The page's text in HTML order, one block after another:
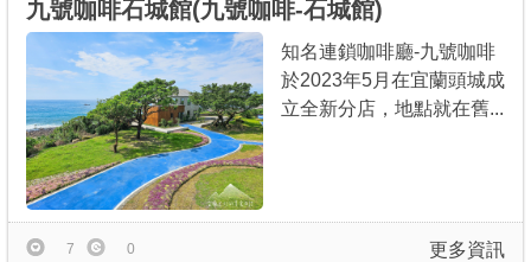
九號咖啡石城館(九號咖啡-石城館)
知名連鎖咖啡廳-九號咖啡
於2023年5月在宜蘭頭城成
立全新分店，地點就在舊...
更多資訊
7 0